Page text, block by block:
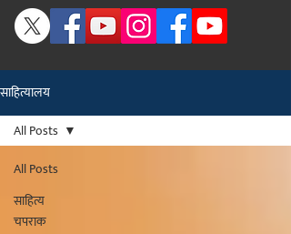
मराठीतील अग्रगण्य प्रकाशनसंस्था
२००२ पासून...
साहित्यालय
All Posts
साहित्य
चपराक
All Posts